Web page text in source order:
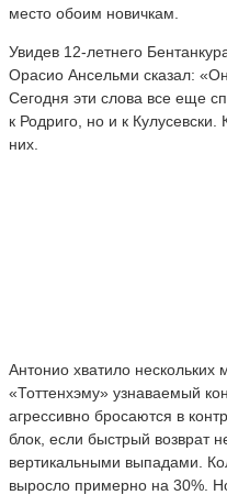
место обоим новичкам.
Увидев 12-летнего
Орасио Ансельми сказал:
Сегодня эти слова все еще
к Родриго, но и к
них.
Антонио хватило нескольких
«Тоттенхэму» узнаваемый
агрессивно бросаются в
блок, если быстрый возврат
вертикальными выпадами.
выросло примерно на 30%.